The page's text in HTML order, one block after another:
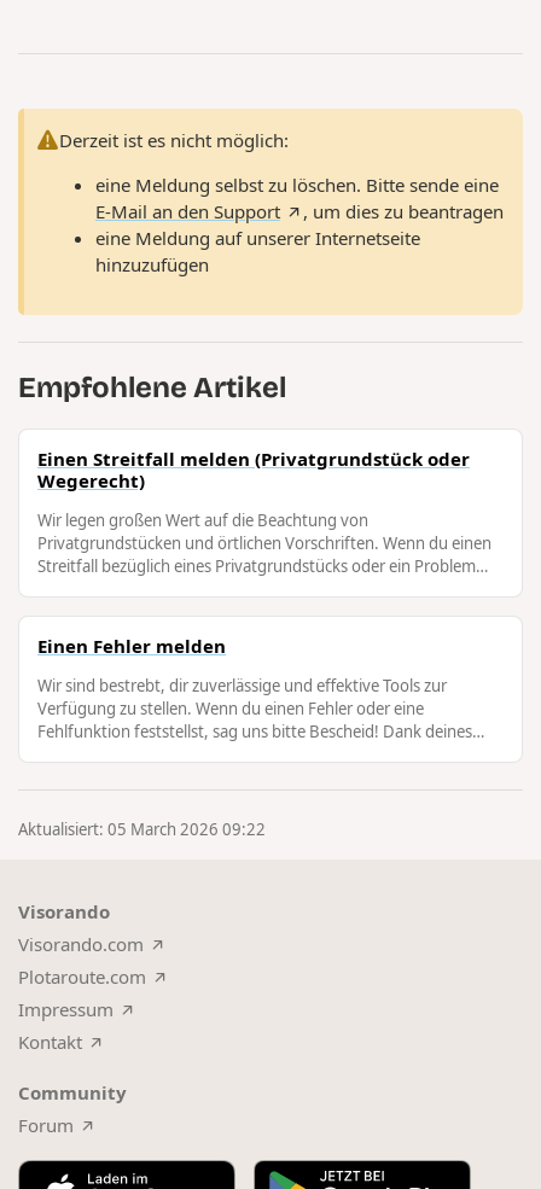
Derzeit ist es nicht möglich:
eine Meldung selbst zu löschen. Bitte sende eine
E-Mail an den Support
, um dies zu beantragen
eine Meldung auf unserer Internetseite
hinzuzufügen
Empfohlene Artikel
Einen Streitfall melden (Privatgrundstück oder
Wegerecht)
Wir legen großen Wert auf die Beachtung von
Privatgrundstücken und örtlichen Vorschriften. Wenn du einen
Streitfall bezüglich eines Privatgrundstücks oder ein Problem
Einen Fehler melden
Wir sind bestrebt, dir zuverlässige und effektive Tools zur
Verfügung zu stellen. Wenn du einen Fehler oder eine
Fehlfunktion feststellst, sag uns bitte Bescheid! Dank deines
Aktualisiert: 05 March 2026 09:22
Visorando
Visorando.com
Plotaroute.com
Impressum
Kontakt
Community
Forum